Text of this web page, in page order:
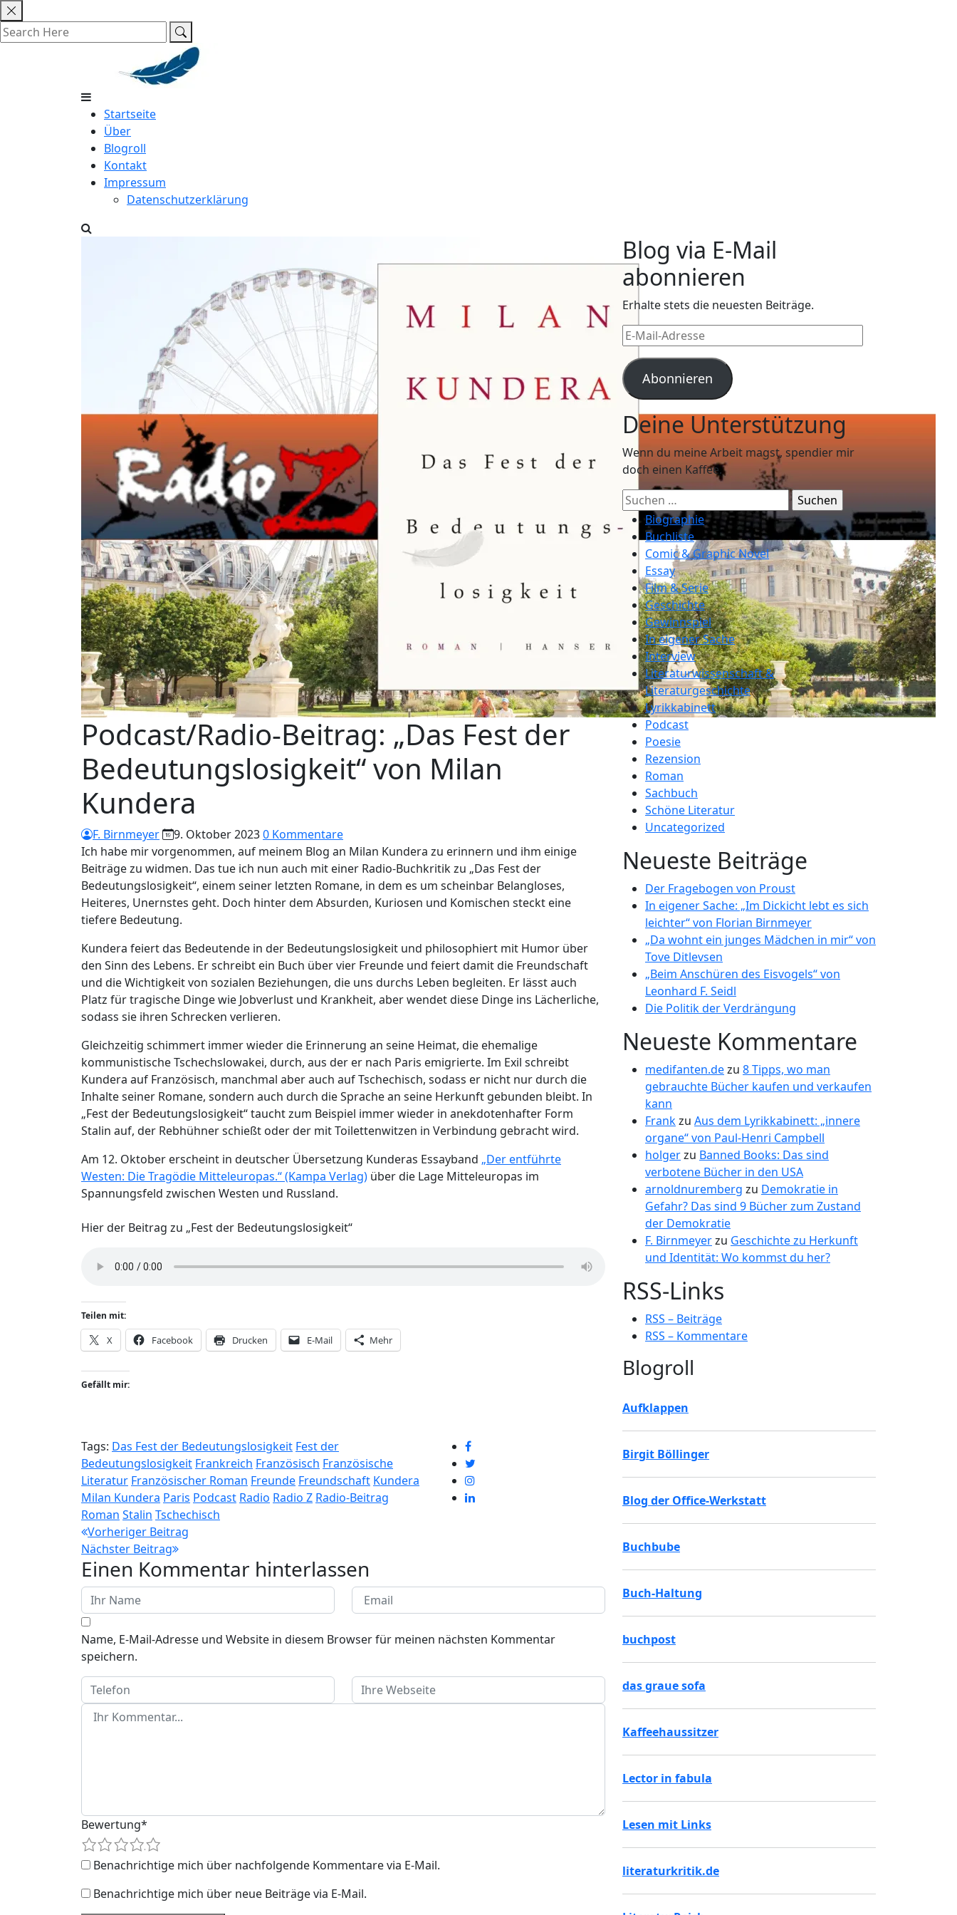
Skip
to
content
Startseite
Über
Blogroll
Kontakt
Impressum
Datenschutzerklärung
Podcast/Radio-Beitrag: „Das Fest der
Bedeutungslosigkeit“ von Milan
Kundera
F. Birnmeyer 9. Oktober 20230 Kommentare
Ich habe mir vorgenommen, auf meinem Blog an Milan Kundera zu erinnern und ihm einige
Beiträge zu widmen. Das tue ich nun auch mit einer Radio-Buchkritik zu „Das Fest der
Bedeutungslosigkeit“, einem seiner letzten Romane, in dem es um scheinbar Belangloses,
Heiteres, Unernstes geht. Doch hinter dem Absurden, Kuriosen und Komischen steckt eine
tiefere Bedeutung.
Kundera feiert das Bedeutende in der Bedeutungslosigkeit und philosophiert mit Humor über
den Sinn des Lebens. Er schreibt ein Buch über vier Freunde und feiert damit die Freundschaft
und die Wichtigkeit von sozialen Beziehungen, die uns durchs Leben begleiten. Er lässt auch
Platz für tragische Dinge wie Jobverlust und Krankheit, aber wendet diese Dinge ins Lächerliche,
sodass sie ihren Schrecken verlieren.
Gleichzeitig schimmert immer wieder die Erinnerung an seine Heimat, die ehemalige
kommunistische Tschechslowakei, durch, aus der er nach Paris emigrierte. Im Exil schreibt
Kundera auf Französisch, manchmal aber auch auf Tschechisch, sodass er nicht nur durch die
Inhalte seiner Romane, sondern auch durch die Sprache an seine Herkunft gebunden bleibt. In
„Fest der Bedeutungslosigkeit“ taucht zum Beispiel immer wieder in anekdotenhafter Form
Stalin auf, der Rebhühner schießt oder der mit Toilettenwitzen in Verbindung gebracht wird.
Am 12. Oktober erscheint in deutscher Übersetzung Kunderas Essayband „Der entführte
Westen: Die Tragödie Mitteleuropas.“ (Kampa Verlag) über die Lage Mitteleuropas im
Spannungsfeld zwischen Westen und Russland.
Hier der Beitrag zu „Fest der Bedeutungslosigkeit“
Teilen mit:
X Facebook Drucken E-Mail Mehr
Gefällt mir:
Tags: Das Fest der Bedeutungslosigkeit Fest der
Bedeutungslosigkeit Frankreich Französisch Französische
Literatur Französischer Roman Freunde Freundschaft Kundera
Milan Kundera Paris Podcast Radio Radio Z Radio-Beitrag
Roman Stalin Tschechisch
Beitragsnavigation
Vorheriger Beitrag
Nächster Beitrag
Einen Kommentar hinterlassen
Name, E-Mail-Adresse und Website in diesem Browser für meinen nächsten Kommentar
speichern.
Bewertung*
4
3
2
1
Benachrichtige mich über nachfolgende Kommentare via E-Mail.
Benachrichtige mich über neue Beiträge via E-Mail.
Blog via E-Mail
abonnieren
Erhalte stets die neuesten Beiträge.
E-
Mail-
Adresse
Abonnieren
Deine Unterstützung
Wenn du meine Arbeit magst, spendier mir
doch einen Kaffee.
Suchen
nach:Biographie
Buchliste
Comic & Graphic Novel
Essay
Film & Serie
Geschichte
Gewinnspiel
In eigener Sache
Interview
Literaturwissenschaft &
Literaturgeschichte
Lyrikkabinett
Podcast
Poesie
Rezension
Roman
Sachbuch
Schöne Literatur
Uncategorized
Neueste Beiträge
Der Fragebogen von Proust
In eigener Sache: „Im Dickicht lebt es sich
leichter“ von Florian Birnmeyer
„Da wohnt ein junges Mädchen in mir“ von
Tove Ditlevsen
„Beim Anschüren des Eisvogels“ von
Leonhard F. Seidl
Die Politik der Verdrängung
Neueste Kommentare
medifanten.dezu 8 Tipps, wo man
gebrauchte Bücher kaufen und verkaufen
kann
Frankzu Aus dem Lyrikkabinett: „innere
organe“ von Paul-Henri Campbell
holgerzu Banned Books: Das sind
verbotene Bücher in den USA
arnoldnuremberg zu Demokratie in
Gefahr? Das sind 9 Bücher zum Zustand
der Demokratie
F. Birnmeyerzu Geschichte zu Herkunft
und Identität: Wo kommst du her?
RSS-Links
RSS – Beiträge
RSS – Kommentare
Blogroll
Aufklappen
Birgit Böllinger
Blog der Office-Werkstatt
Buchbube
Buch-Haltung
buchpost
das graue sofa
Kaffeehaussitzer
Lector in fabula
Lesen mit Links
literaturkritik.de